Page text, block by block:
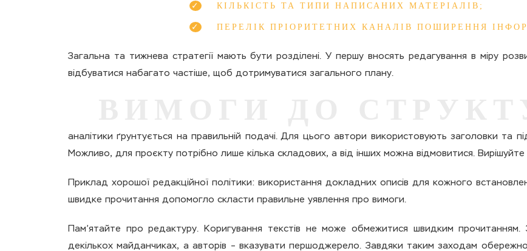
КІЛЬКІСТЬ ТА ТИПИ НАПИСАНИХ МАТЕРІАЛІВ;
ПЕРЕЛІК ПРІОРИТЕТНИХ КАНАЛІВ ПОШИРЕННЯ
Загальна та тижнева стратегії мають бути розділені. У першу вносять редагування в міру
відбуватися набагато частіше, щоб дотримуватися загального плану.
аналітики ґрунтується на правильній подачі. Для цього автори використовують заголовки та
Можливо, для проєкту потрібно лише кілька складових, а від інших можна відмовитися. Вирішуйте
Приклад хорошої редакційної політики: використання докладних описів для кожного
швидке прочитання допомогло скласти правильне уявлення про вимоги.
Пам’ятайте про редактуру. Коригування текстів не може обмежитися швидким прочитанням.
декількох майданчиках, а авторів – вказувати першоджерело. Завдяки таким заходам